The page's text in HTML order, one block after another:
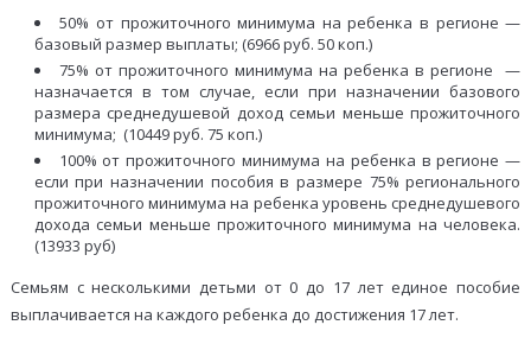
50% от прожиточного минимума на ребенка в регионе —
базовый размер выплаты; (6966 руб. 50 коп.)
75% от прожиточного минимума на ребенка в регионе —
назначается в том случае, если при назначении базового
размера среднедушевой доход семьи меньше прожиточного
минимума; (10449 руб. 75 коп.)
100% от прожиточного минимума на ребенка в регионе —
если при назначении пособия в размере 75% регионального
прожиточного минимума на ребенка уровень среднедушевого
дохода семьи меньше прожиточного минимума на человека.
(13933 руб)
Семьям с несколькими детьми от 0 до 17 лет единое пособие
выплачивается на каждого ребенка до достижения 17 лет.